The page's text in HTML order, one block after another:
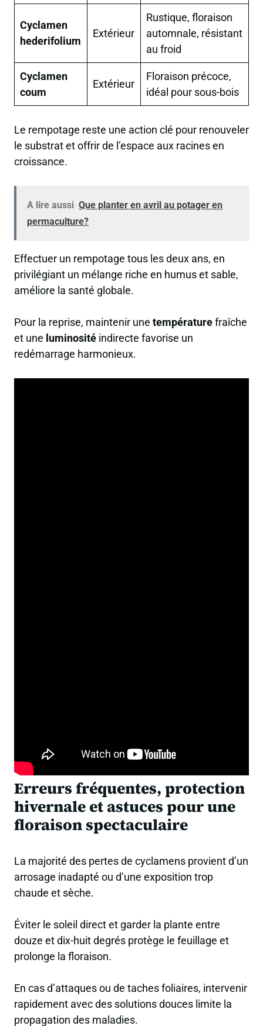
Cyclamen
hederifolium
Extérieur
Rustique, floraison
automnale, résistant
au froid
Cyclamen
coum
Extérieur
Floraison précoce,
idéal pour sous-bois
Le rempotage reste une action clé pour renouveler
le substrat et offrir de l’espace aux racines en
croissance.
A lire aussi Que planter en avril au potager en
permaculture?
Effectuer un rempotage tous les deux ans, en
privilégiant un mélange riche en humus et sable,
améliore la santé globale.
Pour la reprise, maintenir une températurefraîche
et une luminosité indirecte favorise un
redémarrage harmonieux.
Erreurs fréquentes, protection
hivernale et astuces pour une
floraison spectaculaire
La majorité des pertes de cyclamens provient d’un
arrosage inadapté ou d’une exposition trop
chaude et sèche.
Éviter le soleil direct et garder la plante entre
douze et dix-huit degrés protège le feuillage et
prolonge la floraison.
En cas d’attaques ou de taches foliaires, intervenir
rapidement avec des solutions douces limite la
propagation des maladies.